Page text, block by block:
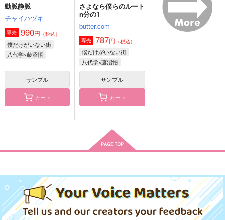
動脈静脈
チャイハヅキ
専売 990円 （税込）
僕だけがいない街
八代学×藤沼悟
サンプル
カート
さよなら僕らのルート
n分の1
butter.com
専売 787円 （税込）
僕だけがいない街
八代学×藤沼悟
サンプル
カート